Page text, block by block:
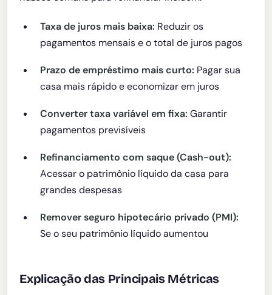
Taxa de juros mais baixa: Reduzir os
pagamentos mensais e o total de juros pagos
Prazo de empréstimo mais curto: Pagar sua
casa mais rápido e economizar em juros
Converter taxa variável em fixa: Garantir
pagamentos previsíveis
Refinanciamento com saque (Cash-out):
Acessar o patrimônio líquido da casa para
grandes despesas
Remover seguro hipotecário privado (PMI):
Se o seu patrimônio líquido aumentou
Explicação das Principais Métricas